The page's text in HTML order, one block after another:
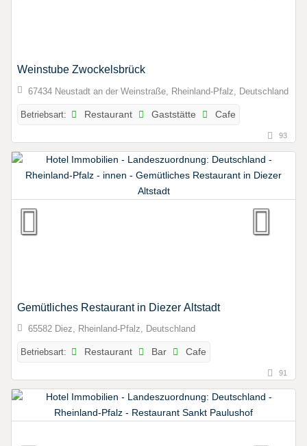
Weinstube Zwockelsbrück
67434 Neustadt an der Weinstraße, Rheinland-Pfalz, Deutschland
Betriebsart: Restaurant Gaststätte Cafe
93
Gemütliches Restaurant in Diezer Altstadt
65582 Diez, Rheinland-Pfalz, Deutschland
Betriebsart: Restaurant Bar Cafe
91